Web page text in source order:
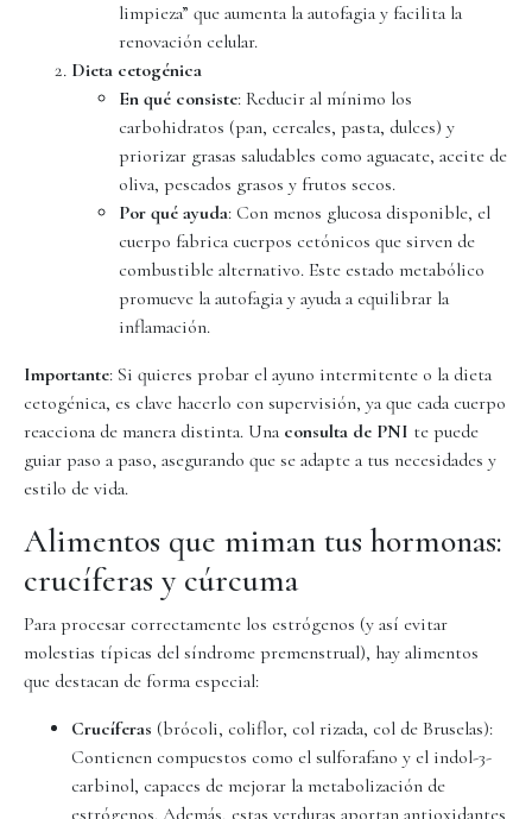
limpieza” que aumenta la autofagia y facilita la
renovación celular.
Dieta cetogénica
En qué consiste: Reducir al mínimo los
carbohidratos (pan, cereales, pasta, dulces) y
priorizar grasas saludables como aguacate, aceite de
oliva, pescados grasos y frutos secos.
Por qué ayuda: Con menos glucosa disponible, el
cuerpo fabrica cuerpos cetónicos que sirven de
combustible alternativo. Este estado metabólico
promueve la autofagia y ayuda a equilibrar la
inflamación.
Importante: Si quieres probar el ayuno intermitente o la dieta
cetogénica, es clave hacerlo con supervisión, ya que cada cuerpo
reacciona de manera distinta. Una consulta de PNI te puede
guiar paso a paso, asegurando que se adapte a tus necesidades y
estilo de vida.
Alimentos que miman tus hormonas:
crucíferas y cúrcuma
Para procesar correctamente los estrógenos (y así evitar
molestias típicas del síndrome premenstrual), hay alimentos
que destacan de forma especial:
Crucíferas (brócoli, coliflor, col rizada, col de Bruselas):
Contienen compuestos como el sulforafano y el indol-3-
carbinol, capaces de mejorar la metabolización de
estrógenos. Además, estas verduras aportan antioxidantes